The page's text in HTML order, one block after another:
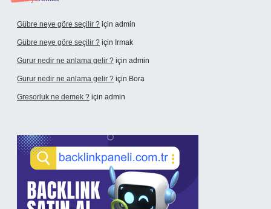
Gübre neye göre seçilir ? için admin
Gübre neye göre seçilir ? için Irmak
Gurur nedir ne anlama gelir ? için admin
Gurur nedir ne anlama gelir ? için Bora
Gresorluk ne demek ? için admin